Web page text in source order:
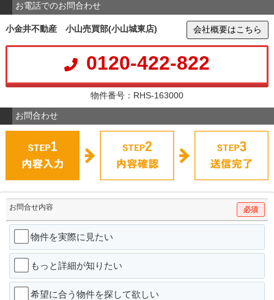
お電話でのお問合わせ
小金井不動産 小山売買部(小山城東店) 会社概要はこちら
0120-422-822
物件番号：RHS-163000
お問合わせ
お問合せ内容 必須
物件を実際に見たい
もっと詳細が知りたい
希望に合う物件を探して欲しい